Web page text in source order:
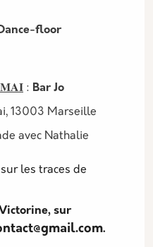
floor
: Bar Jo
13003 Marseille
avec Nathalie
les traces de
sur
.